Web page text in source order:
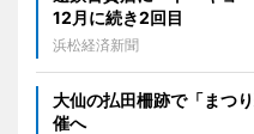
12月に続き2回目
浜松経済新聞
大仙の払田柵跡で「まつ
催へ